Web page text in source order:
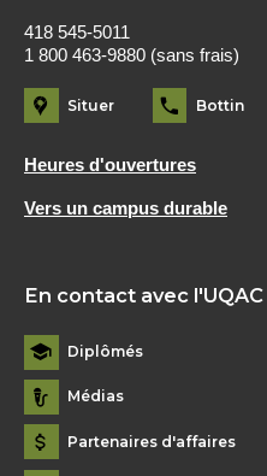
418 545-5011
1 800 463-9880 (sans frais)
Situer Bottin
Heures d'ouvertures
Vers un campus durable
En contact avec l'UQAC
Diplômés
Médias
Partenaires d'affaires